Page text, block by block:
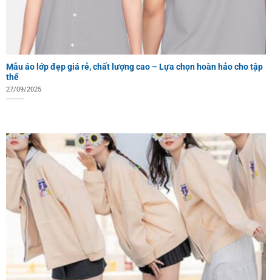
Mẫu áo lớp đẹp giá rẻ, chất lượng cao – Lựa chọn hoàn hảo cho tập
thể
27/09/2025